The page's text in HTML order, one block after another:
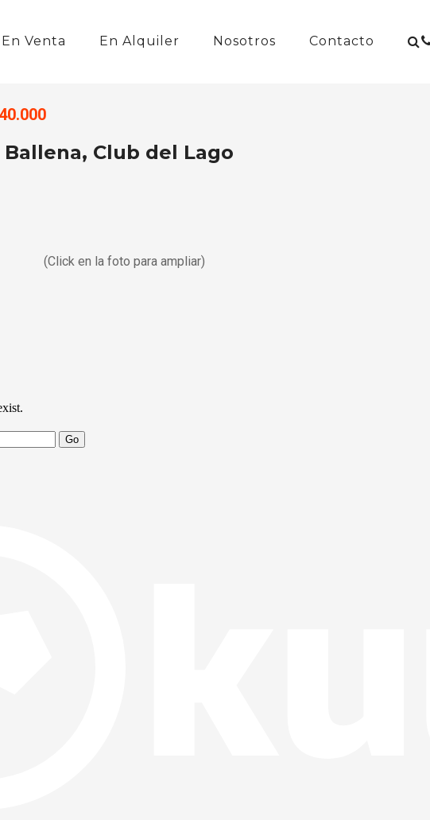
En Venta En Alquiler Nosotros Contacto
Club del Lago
(Click en la foto para ampliar)